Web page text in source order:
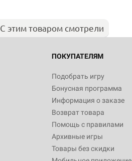
С этим товаром смотрели
ПОКУПАТЕЛЯМ
Подобрать игру
Бонусная программа
Информация о заказе
Возврат товара
Помощь с правилами
Архивные игры
Товары без скидки